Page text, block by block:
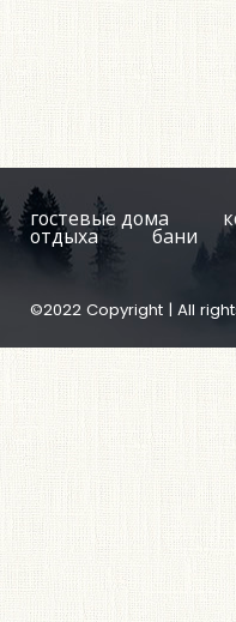
гостевые дома
отдыха бани
©2022 Copyright | All